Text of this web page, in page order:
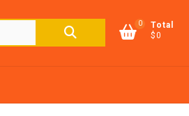
Buscar
0
Total
$0